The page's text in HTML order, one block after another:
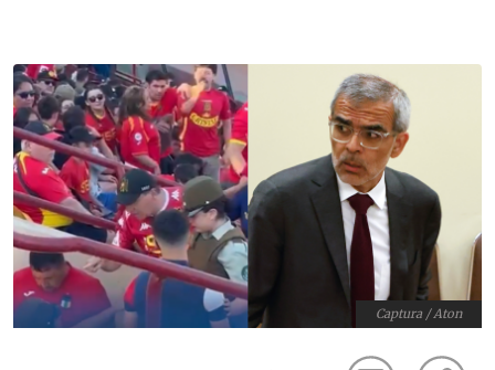
Captura / Aton